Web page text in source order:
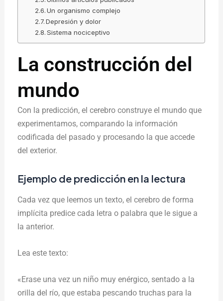
Un organismo complejo
Depresión y dolor
Sistema nociceptivo
La construcción del
mundo
Con la predicción, el cerebro construye el mundo que
experimentamos, comparando la información
codificada del pasado y procesando la que accede
del exterior.
Ejemplo de predicción en la lectura
Cada vez que leemos un texto, el cerebro de forma
implícita predice cada letra o palabra que le sigue a
la anterior.
Lea este texto:
«Erase una vez un niño muy enérgico, sentado a la
orilla del río, que estaba pescando truchas para la